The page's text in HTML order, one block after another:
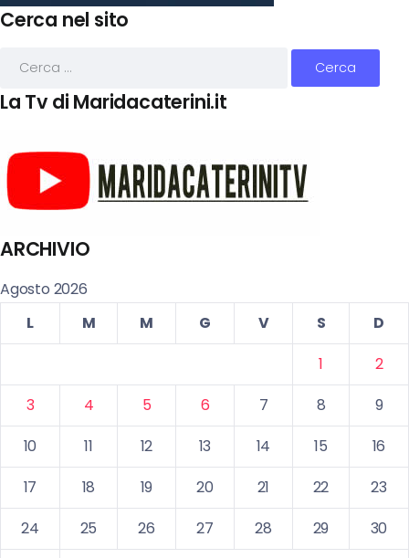
Cerca nel sito
La Tv di Maridacaterini.it
ARCHIVIO
Agosto 2026
L
M M G V S
D
1
2
3
4 5 6 7 8
9
10
11 12 13 14 15
16
17
18 19 20 21 22
23
24
25 26 27 28 29
30